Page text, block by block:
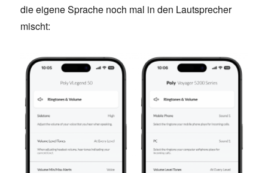
die eigene Sprache noch mal in den Lautsprecher
mischt: